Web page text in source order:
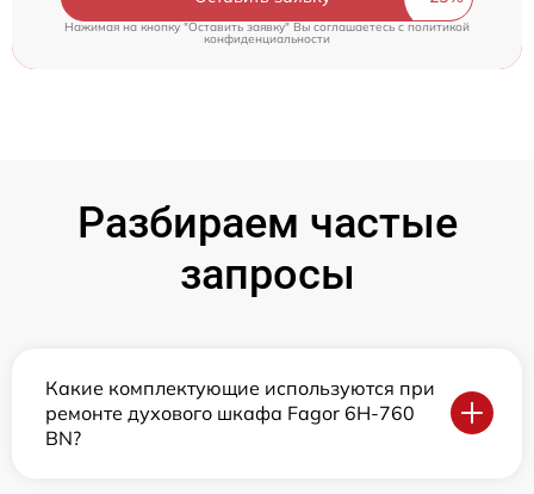
Нажимая на кнопку "Оставить заявку" Вы соглашаетесь cполитикой
конфиденциальности
Разбираем частые
запросы
Какие комплектующие используются при
ремонте духового шкафа Fagor 6H-760
BN?